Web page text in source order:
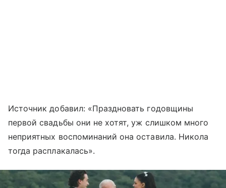
Источник добавил: «Праздновать годовщины
первой свадьбы они не хотят, уж слишком много
неприятных воспоминаний она оставила. Никола
тогда расплакалась».